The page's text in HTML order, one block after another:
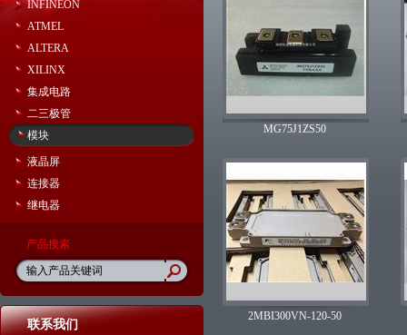
INFINEON
ATMEL
ALTERA
XILINX
集成电路
二三极管
模块
液晶屏
连接器
继电器
产品搜索
联系我们
MG75J1ZS50
2MBI300VN-120-50